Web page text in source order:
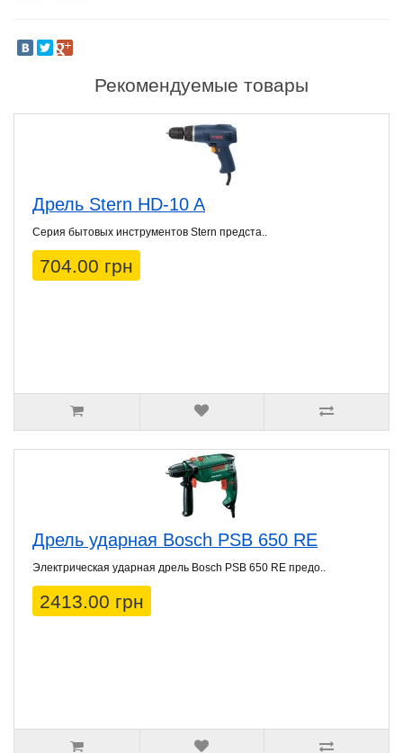
Рекомендуемые товары
Дрель Stern HD-10 A
Серия бытовых инструментов Stern предста..
704.00 грн
Дрель ударная Bosch PSB 650 RE
Электрическая ударная дрель Bosch PSB 650 RE предо..
2413.00 грн